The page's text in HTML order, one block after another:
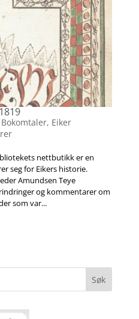
Bokomtaler, Eiker
nettbutikk er en
seg for Eikers historie.
Amundsen Teye
og kommentarer om
som var...